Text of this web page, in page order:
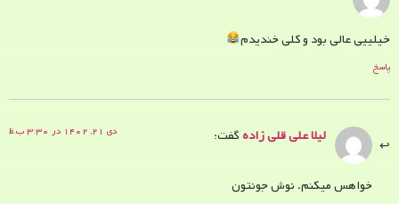
خیلییی عالی بود و کلی خندیدم
پاسخ
لیلا علی قلی زادهگفت: دی ۲۱, ۱۴۰۲ در ۳:۳۰ ب.ظ
خواهس میکنم. نوش جونتون